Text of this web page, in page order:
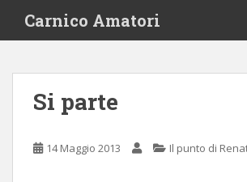
i
Carnico Amatori
Si parte
14 Maggio 2013 Il punto di